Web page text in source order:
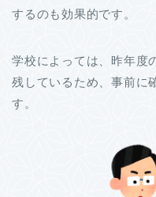
するのも効果的です。
学校によっては、昨年度
残しているため、事前に
す。